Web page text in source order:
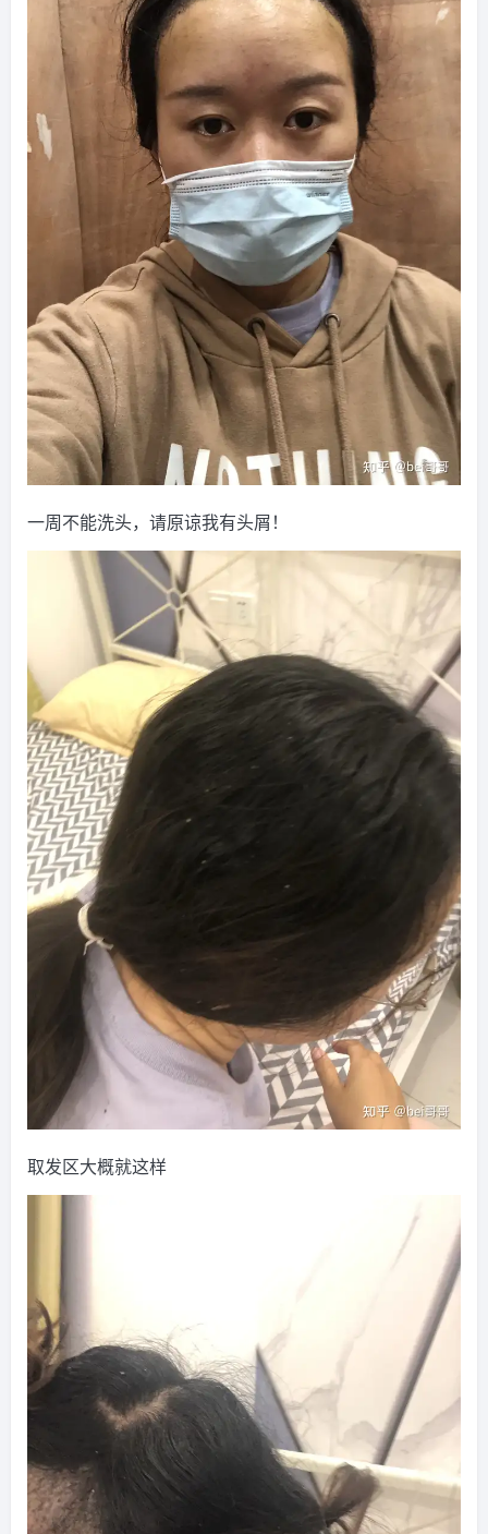
一周不能洗头，请原谅我有头屑！
取发区大概就这样